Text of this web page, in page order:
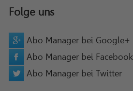
Folge uns
Abo Manager bei Google+
Abo Manager bei Facebook
Abo Manager bei Twitter